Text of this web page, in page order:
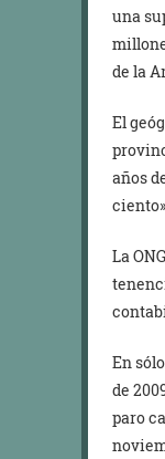
una
de la
El
años
La
En
de
paro